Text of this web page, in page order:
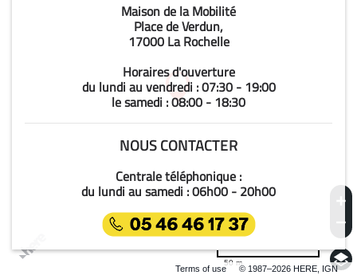
Terms of use © 1987–2026 HERE, IGN
50 m
Maison de la Mobilité
Place de Verdun,
17000 La Rochelle
Horaires d'ouverture
du lundi au vendredi : 07:30 - 19:00
le samedi : 08:00 - 18:30
NOUS CONTACTER
Centrale téléphonique :
du lundi au samedi : 06h00 - 20h00